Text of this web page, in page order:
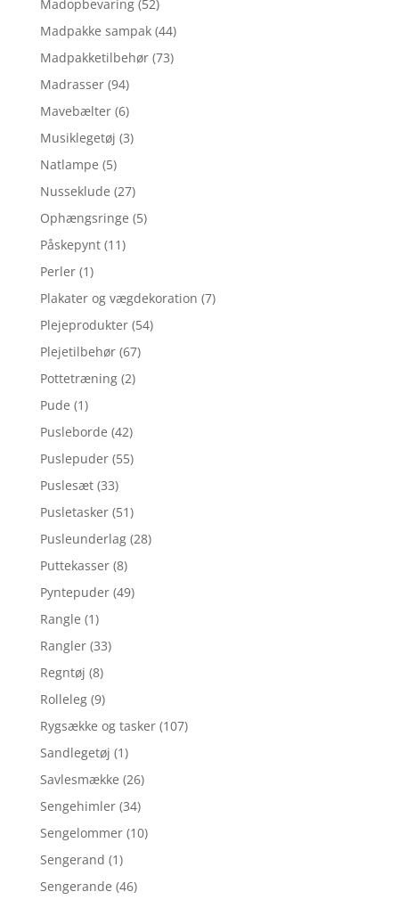
Madopbevaring (52)
Madpakke sampak (44)
Madpakketilbehør (73)
Madrasser (94)
Mavebælter (6)
Musiklegetøj (3)
Natlampe (5)
Nusseklude (27)
Ophængsringe (5)
Påskepynt (11)
Perler (1)
Plakater og vægdekoration (7)
Plejeprodukter (54)
Plejetilbehør (67)
Pottetræning (2)
Pude (1)
Pusleborde (42)
Puslepuder (55)
Puslesæt (33)
Pusletasker (51)
Pusleunderlag (28)
Puttekasser (8)
Pyntepuder (49)
Rangle (1)
Rangler (33)
Regntøj (8)
Rolleleg (9)
Rygsække og tasker (107)
Sandlegetøj (1)
Savlesmække (26)
Sengehimler (34)
Sengelommer (10)
Sengerand (1)
Sengerande (46)